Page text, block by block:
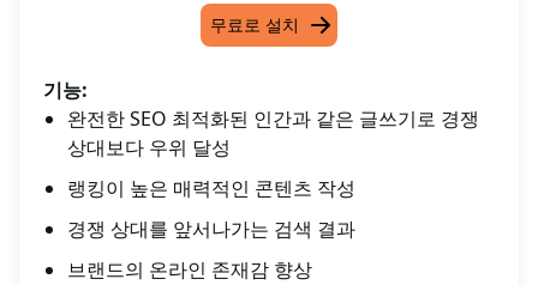
무료로 설치
기능:
완전한 SEO 최적화된 인간과 같은 글쓰기로 경쟁
상대보다 우위 달성
랭킹이 높은 매력적인 콘텐츠 작성
경쟁 상대를 앞서나가는 검색 결과
브랜드의 온라인 존재감 향상